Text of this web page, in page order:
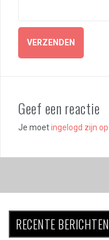
Geef een reactie
Je moetingelogd zijn op
RECENTE BERICHTEN